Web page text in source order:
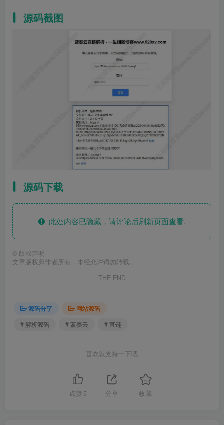
源码截图
源码下载
此处内容已隐藏，请评论后刷新页面查看.
© 版权声明
文章版权归作者所有，未经允许请勿转载。
THE END
源码分享
网站源码
# 解析源码
# 蓝奏云 # 直链
喜欢就支持一下吧
点赞 5 分享 收藏